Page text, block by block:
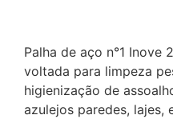
Palha de aço n°1 Inove
voltada para limpeza
higienização de
azulejos paredes, lajes,